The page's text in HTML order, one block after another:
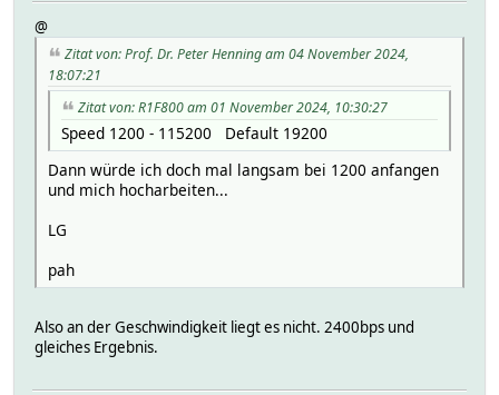
@
Zitat von: Prof. Dr. Peter Henning am 04 November 2024,
18:07:21
Zitat von: R1F800 am 01 November 2024, 10:30:27
Speed 1200 - 115200 Default 19200
Dann würde ich doch mal langsam bei 1200 anfangen
und mich hocharbeiten...
LG
pah
Also an der Geschwindigkeit liegt es nicht. 2400bps und
gleiches Ergebnis.